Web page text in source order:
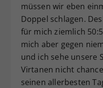
müssen wir eben
Doppel schlagen.
für mich ziemlich
mich aber gegen
und ich sehe unsere
Virtanen nicht
seinen allerbesten